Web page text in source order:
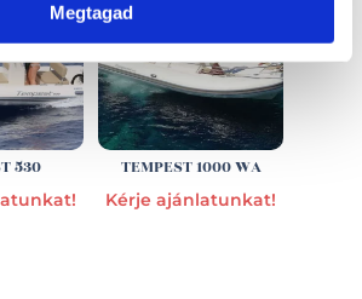
Megtagad
530 TEMPEST 1000 WA
Kérje ajánlatunkat!